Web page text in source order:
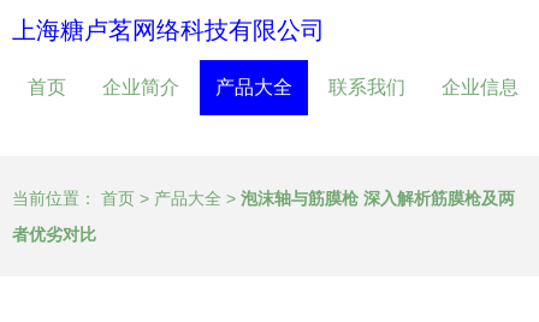
上海糖卢茗网络科技有限公司
首页 企业简介 产品大全 联系我们 企业信息
当前位置： 首页 > 产品大全 > 泡沫轴与筋膜枪 深入解析筋膜枪及两
者优劣对比